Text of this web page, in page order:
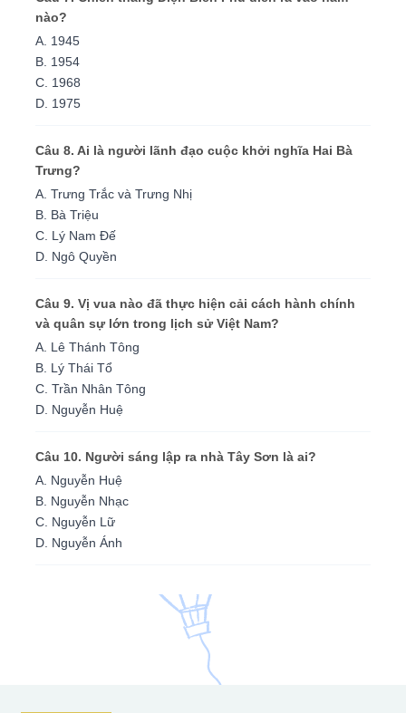
nào?
A. 1945
B. 1954
C. 1968
D. 1975
Câu 8. Ai là người lãnh đạo cuộc khởi nghĩa Hai Bà
Trưng?
A. Trưng Trắc và Trưng Nhị
B. Bà Triệu
C. Lý Nam Đế
D. Ngô Quyền
Câu 9. Vị vua nào đã thực hiện cải cách hành chính
và quân sự lớn trong lịch sử Việt Nam?
A. Lê Thánh Tông
B. Lý Thái Tổ
C. Trần Nhân Tông
D. Nguyễn Huệ
Câu 10. Người sáng lập ra nhà Tây Sơn là ai?
A. Nguyễn Huệ
B. Nguyễn Nhạc
C. Nguyễn Lữ
D. Nguyễn Ánh